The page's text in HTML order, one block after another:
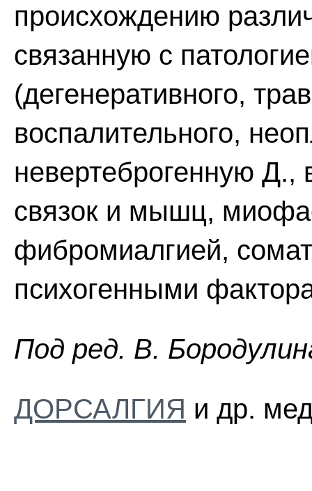
происхождению
связанную с
(дегенеративного,
воспалительного,
невертеброгенную
связок и мышц,
фибромиалгией,
психогенными
Пoд peд. B.
ДОРСАЛГИЯ и др.